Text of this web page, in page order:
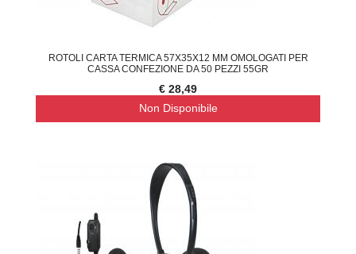
ROTOLI CARTA TERMICA 57X35X12 MM OMOLOGATI PER
CASSA CONFEZIONE DA 50 PEZZI 55GR
€ 28,49
Non Disponibile